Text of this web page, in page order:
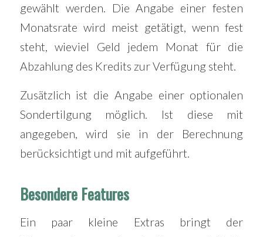
gewählt werden. Die Angabe einer festen
Monatsrate wird meist getätigt, wenn fest
steht, wieviel Geld jedem Monat für die
Abzahlung des Kredits zur Verfügung steht.
Zusätzlich ist die Angabe einer optionalen
Sondertilgung möglich. Ist diese mit
angegeben, wird sie in der Berechnung
berücksichtigt und mit aufgeführt.
Besondere Features
Ein paar kleine Extras bringt der